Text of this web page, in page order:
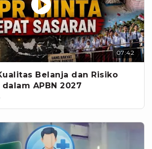
07:42
Belanja dan Risiko
APBN 2027